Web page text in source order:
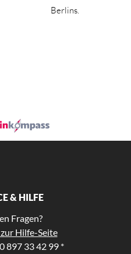
Berlins.
& HILFE
Fragen?
zur Hilfe-Seite
897 33 42 99 *